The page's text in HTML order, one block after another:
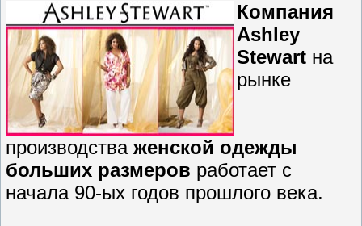
Компания
Ashley
Stewart на
рынке
производства женской одежды
больших размеров работает с
начала 90-ых годов прошлого века.